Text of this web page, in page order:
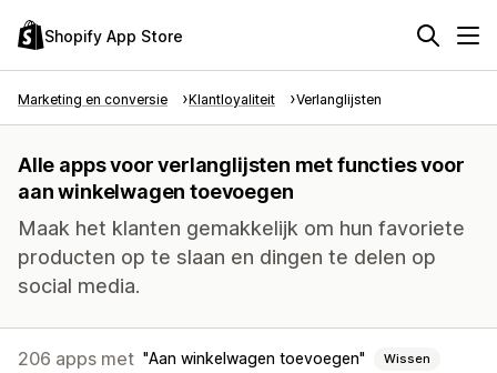
Shopify App Store
Marketing en conversie Klantloyaliteit Verlanglijsten
Alle apps voor verlanglijsten met functies voor
aan winkelwagen toevoegen
Maak het klanten gemakkelijk om hun favoriete
producten op te slaan en dingen te delen op
social media.
206 apps met Aan winkelwagen toevoegen Wissen